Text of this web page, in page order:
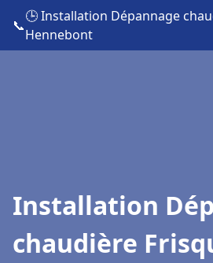
📞
🕒 Installation Dépannage
Hennebont
Installation
chaudière